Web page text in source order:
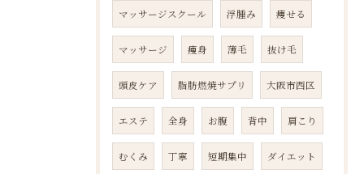
マッサージスクール 浮腫み 痩せる
マッサージ 痩身 薄毛 抜け毛
頭皮ケア 脂肪燃焼サプリ 大阪市西区
エステ 全身 お腹 背中 肩こり
むくみ 丁寧 短期集中 ダイエット